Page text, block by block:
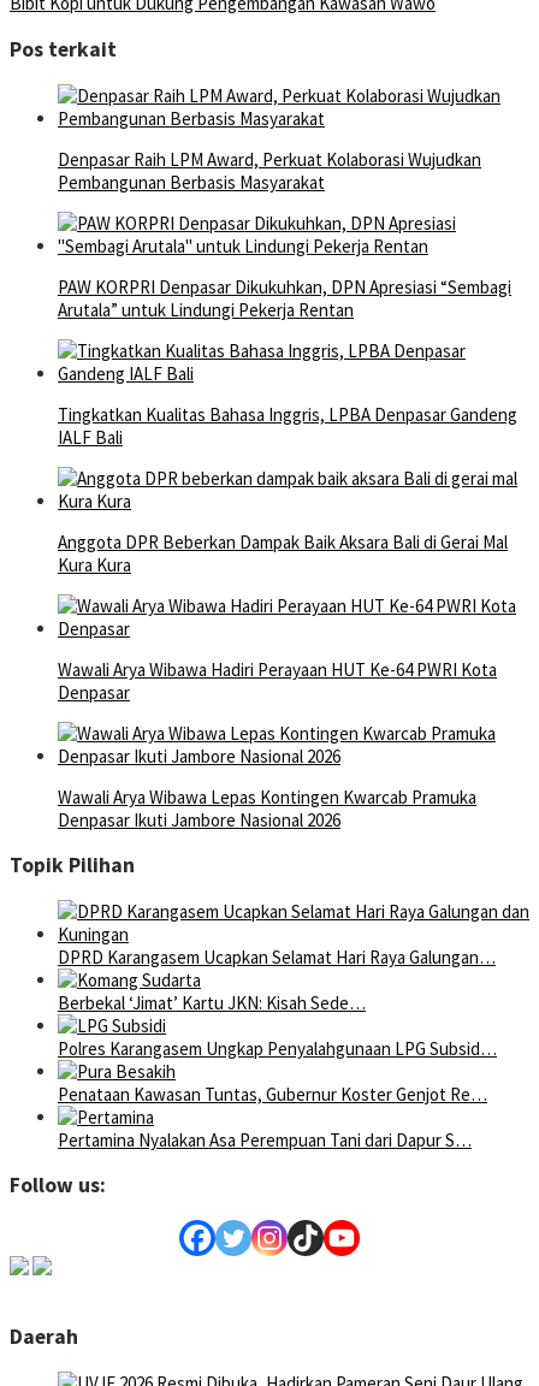
Pos terkait
Denpasar Raih LPM Award, Perkuat Kolaborasi Wujudkan
Pembangunan Berbasis Masyarakat
PAW KORPRI Denpasar Dikukuhkan, DPN Apresiasi “Sembagi
Arutala” untuk Lindungi Pekerja Rentan
Tingkatkan Kualitas Bahasa Inggris, LPBA Denpasar Gandeng
IALF Bali
Anggota DPR Beberkan Dampak Baik Aksara Bali di Gerai Mal
Kura Kura
Wawali Arya Wibawa Hadiri Perayaan HUT Ke-64 PWRI Kota
Denpasar
Wawali Arya Wibawa Lepas Kontingen Kwarcab Pramuka
Denpasar Ikuti Jambore Nasional 2026
Topik Pilihan
DPRD Karangasem Ucapkan Selamat Hari Raya Galungan…
Berbekal ‘Jimat’ Kartu JKN: Kisah Sede…
Polres Karangasem Ungkap Penyalahgunaan LPG Subsid…
Penataan Kawasan Tuntas, Gubernur Koster Genjot Re…
Pertamina Nyalakan Asa Perempuan Tani dari Dapur S…
Follow us:
Daerah